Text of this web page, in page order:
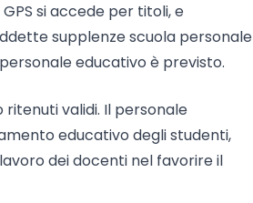
si accede per titoli, e
supplenze scuola personale
educativo è previsto.
ritenuti validi. Il personale
educativo degli studenti,
dei docenti nel favorire il